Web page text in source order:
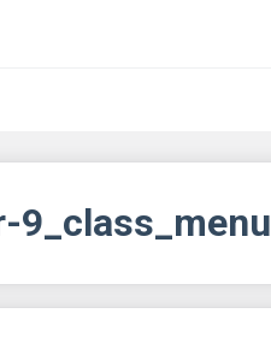
9_class_menu